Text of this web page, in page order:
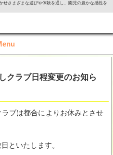
せさまざまな遊びや体験を通し、園児の豊かな感性を
クラブ日程変更のお知ら
ブは都合によりお休みとさせ
といたします。